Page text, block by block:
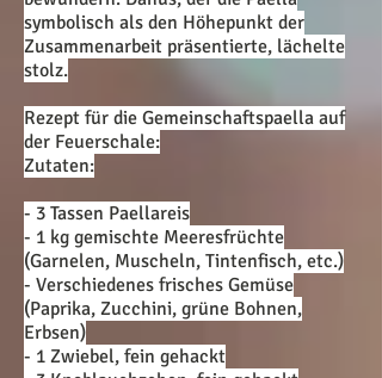
symbolisch als den Höhepunkt der
Zusammenarbeit präsentierte, lächelte
stolz.
Rezept für die Gemeinschaftspaella auf
der Feuerschale:
Zutaten:
- 3 Tassen Paellareis
- 1 kg gemischte Meeresfrüchte
(Garnelen, Muscheln, Tintenfisch, etc.)
- Verschiedenes frisches Gemüse
(Paprika, Zucchini, grüne Bohnen,
Erbsen)
- 1 Zwiebel, fein gehackt